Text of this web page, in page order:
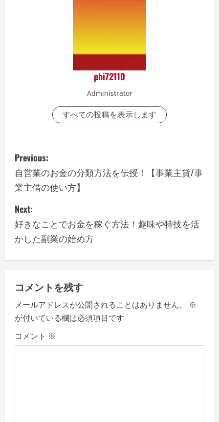
phi72110
Administrator
すべての投稿を表示します
P
o
s
t
n
a
i
g
a
Previous:
自営業のお金の分類方法を伝授！【事業主貸/事
業主借の使い方】
Next:
好きなことでお金を稼ぐ方法！趣味や特技を活
かした副業の始め方
コメントを残す
メールアドレスが公開されることはありません。
※
が付いている欄は必須項目です
コメント ※